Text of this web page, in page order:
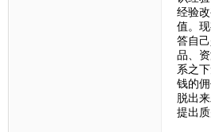
经验
值。
答自
品、
系之
钱的
脱出
提出